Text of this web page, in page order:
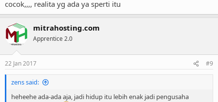
cocok,,,, realita yg ada ya sperti itu
mitrahosting.com
Apprentice 2.0
22 Jan 2017 #9
zens said:
heheehe ada-ada aja, jadi hidup itu lebih enak jadi pengusaha